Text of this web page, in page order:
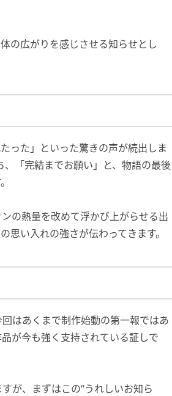
の広がりを感じさせる知らせとし
った」といった驚きの声が続出しま
「完結までお願い」と、物語の最後
の熱量を改めて浮かび上がらせる出
思い入れの強さが伝わってきます。
はあくまで制作始動の第一報ではあ
が今も強く支持されている証しで
が、まずはこの“うれしいお知ら